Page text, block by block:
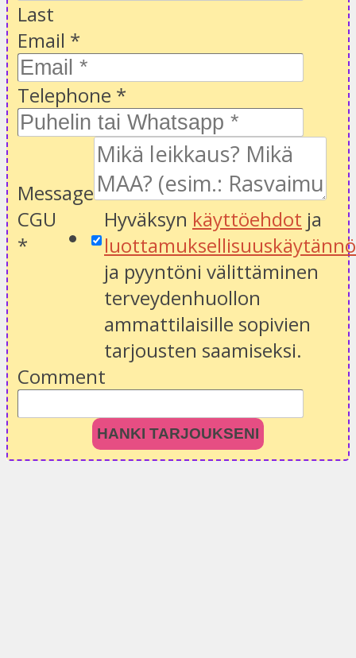
Last
Email *
Telephone *
Message
CGU
*
Hyväksyn käyttöehdot ja
ja pyyntöni välittäminen
terveydenhuollon
ammattilaisille sopivien
tarjousten saamiseksi.
Comment
HANKI TARJOUKSENI